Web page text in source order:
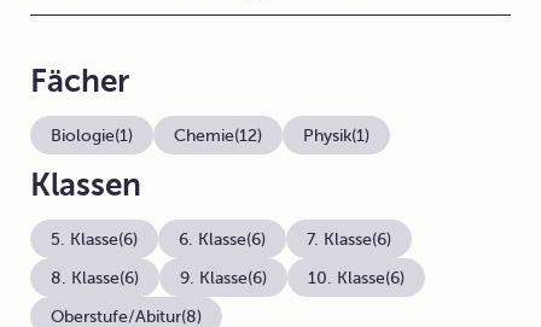
Fächer
Biologie(1) Chemie(12) Physik(1)
Klassen
5. Klasse(6) 6. Klasse(6) 7. Klasse(6)
8. Klasse(6) 9. Klasse(6) 10. Klasse(6)
Oberstufe/Abitur(8)